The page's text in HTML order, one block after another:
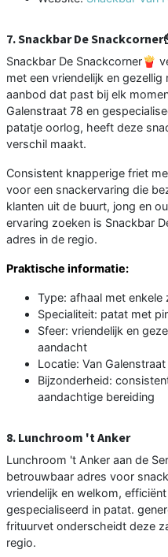
7. Snackbar De
Snackbar De Snackcorner🍟
met een vriendelijk en
aanbod dat past bij elk
Galenstraat 78 en
patatje oorlog, heeft deze
verschil maakt.
Consistent knapperige friet
voor een snackervaring die
klanten uit de buurt, jong en
ervaring zoeken is Snackbar
adres in de regio.
Praktische informatie:
Type: afhaal met enkele
Specialiteit: patat met
Sfeer: vriendelijk en
aandacht
Locatie: Van
Bijzonderheid:
aandachtige bereiding
8. Lunchroom 't Anker
Lunchroom 't Anker aan de
betrouwbaar adres voor
vriendelijk en welkom,
gespecialiseerd in patat.
frituurvet onderscheidt deze
regio.